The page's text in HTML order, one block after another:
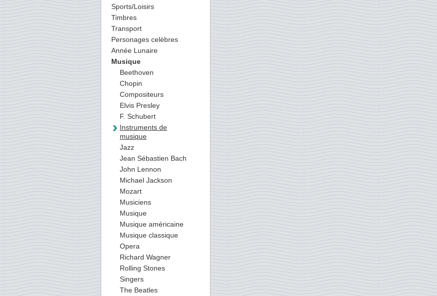
Sports/Loisirs
Timbres
Transport
Personages celèbres
Année Lunaire
Musique
Beethoven
Chopin
Compositeurs
Elvis Presley
F. Schubert
Instruments de
musique
Jazz
Jean Sébastien Bach
John Lennon
Michael Jackson
Mozart
Musiciens
Musique
Musique américaine
Musique classique
Opera
Richard Wagner
Rolling Stones
Singers
The Beatles